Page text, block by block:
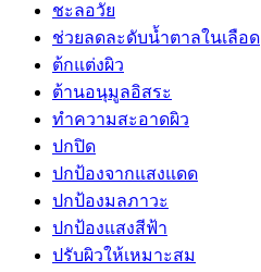
ชะลอวัย
ช่วยลดละดับน้ำตาลในเลือด
ต้กแต่งผิว
ต้านอนุมูลอิสระ
ทำความสะอาดผิว
ปกปิด
ปกป้องจากแสงแดด
ปกป้องมลภาวะ
ปกป้องแสงสีฟ้า
ปรับผิวให้เหมาะสม